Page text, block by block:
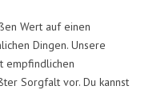
Wert auf einen
Dingen. Unsere
empfindlichen
Sorgfalt vor. Du kannst